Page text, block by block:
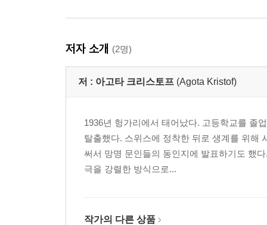
저자 소개 (2명)
저 : 아고타 크리스토프 (Agota Kristof)
1936년 헝가리에서 태어났다. 고등학교를 졸
탈출했다. 스위스에 정착한 뒤로 생계를 위해
써서 망명 문인들의 동인지에 발표하기도 했
극을 강렬한 방식으로...
작가의 다른 상품